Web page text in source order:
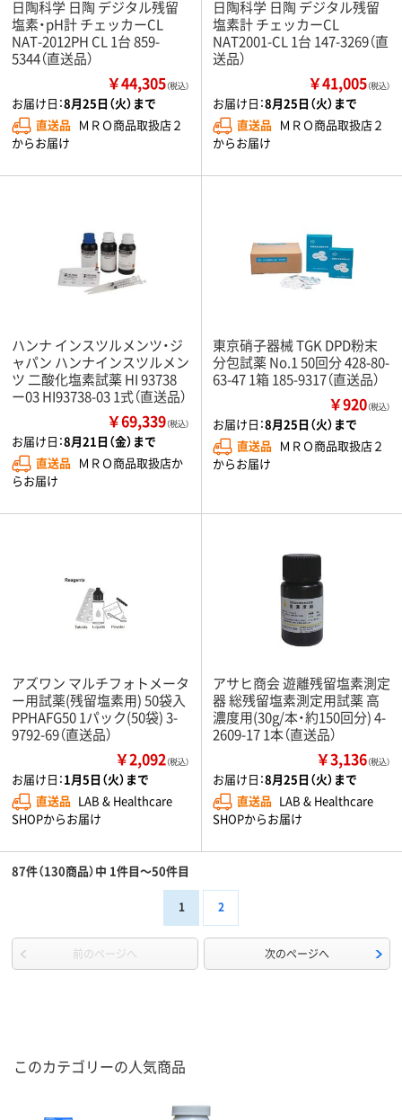
日陶科学 日陶 デジタル残留
塩素・pH計 チェッカーCL
NAT-2012PH CL 1台 859-
5344（直送品）
￥44,305（税込）
お届け日：8月25日（火）まで
直送品 ＭＲＯ商品取扱店２
からお届け
日陶科学 日陶 デジタル残留
塩素計 チェッカーCL
NAT2001-CL 1台 147-3269（直
送品）
￥41,005（税込）
お届け日：8月25日（火）まで
直送品 ＭＲＯ商品取扱店２
からお届け
ハンナ インスツルメンツ・ジ
ャパン ハンナインスツルメン
ツ 二酸化塩素試薬 HI 93738
ー03 HI93738-03 1式（直送品）
￥69,339（税込）
お届け日：8月21日（金）まで
直送品 ＭＲＯ商品取扱店か
らお届け
東京硝子器械 TGK DPD粉末
分包試薬 No.1 50回分 428-80-
63-47 1箱 185-9317（直送品）
￥920（税込）
お届け日：8月25日（火）まで
直送品 ＭＲＯ商品取扱店２
からお届け
アズワン マルチフォトメータ
ー用試薬(残留塩素用) 50袋入
PPHAFG50 1パック(50袋) 3-
9792-69（直送品）
￥2,092（税込）
お届け日：1月5日（火）まで
直送品 LAB & Healthcare
SHOPからお届け
アサヒ商会 遊離残留塩素測定
器 総残留塩素測定用試薬 高
濃度用(30g/本・約150回分) 4-
2609-17 1本（直送品）
￥3,136（税込）
お届け日：8月25日（火）まで
直送品 LAB & Healthcare
SHOPからお届け
87件（130商品）中 1件目～50件目
1 2
前のページへ 次のページへ
このカテゴリーの人気商品